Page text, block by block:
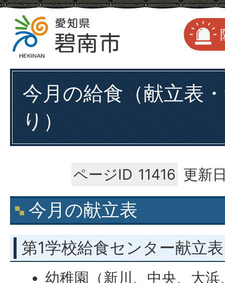
今月の給食（献立表
り）
ページID 11416 更新
今月の献立表
第1学校給食センター献立表
幼稚園（新川、中央、大